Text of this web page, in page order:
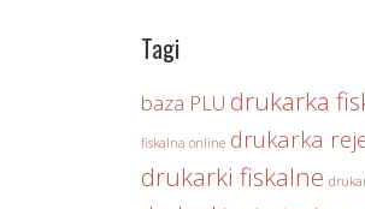
Tagi
baza PLU drukarka
fiskalna online drukarka
drukarki fiskalne